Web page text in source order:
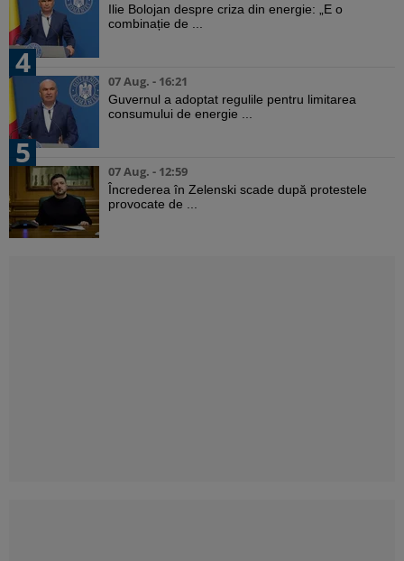
Ilie Bolojan despre criza din energie: „E o
combinație de ...
4
07 Aug. - 16:21
Guvernul a adoptat regulile pentru limitarea
consumului de energie ...
5
07 Aug. - 12:59
Încrederea în Zelenski scade după protestele
provocate de ...